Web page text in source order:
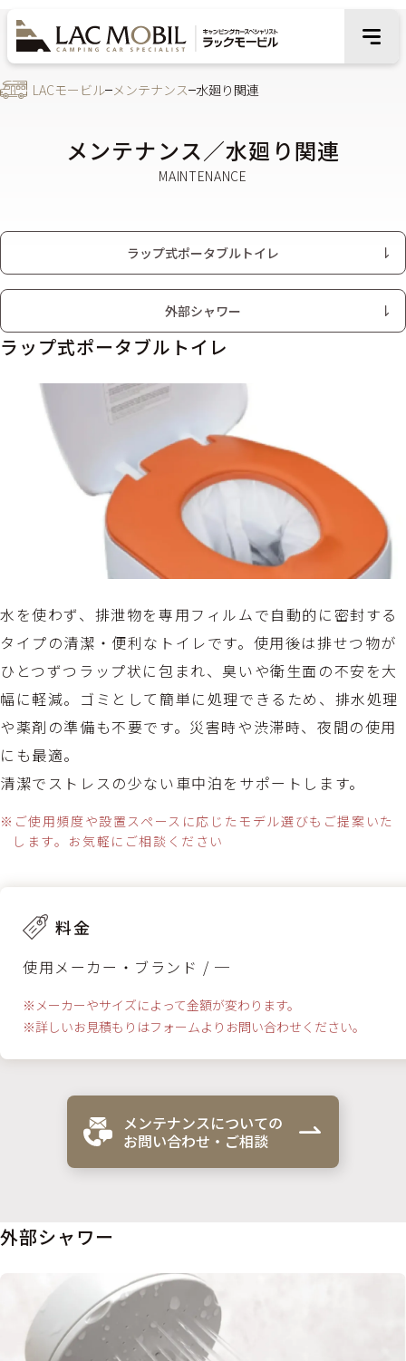
LACモービル メンテナンス 水廻り関連
メンテナンス／水廻り関連
ラップ式ポータブルトイレ
外部シャワー
ラップ式ポータブルトイレ
水を使わず、排泄物を専用フィルムで自動的に密封する
タイプの清潔・便利なトイレです。使用後は排せつ物が
ひとつずつラップ状に包まれ、臭いや衛生面の不安を大
幅に軽減。ゴミとして簡単に処理できるため、排水処理
や薬剤の準備も不要です。災害時や渋滞時、夜間の使用
にも最適。
清潔でストレスの少ない車中泊をサポートします。
※ご使用頻度や設置スペースに応じたモデル選びもご提案いた
します。お気軽にご相談ください
料金
使用メーカー・ブランド / ─
※メーカーやサイズによって金額が変わります。
※詳しいお見積もりはフォームよりお問い合わせください。
メンテナンスについての
お問い合わせ・ご相談
外部シャワー